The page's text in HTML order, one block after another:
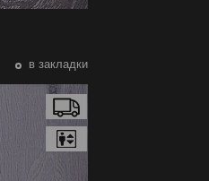
в закладки